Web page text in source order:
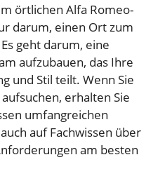
örtlichen Alfa Romeo-
darum, einen Ort zum
geht darum, eine
aufzubauen, das Ihre
und Stil teilt. Wenn Sie
erhalten Sie
umfangreichen
auf Fachwissen über
am besten